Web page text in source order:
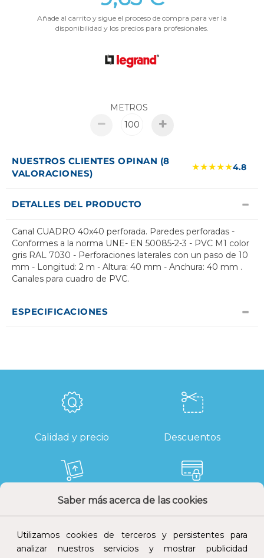
Saber más acerca de las cookies
Utilizamos cookies de terceros y persistentes para
analizar nuestros servicios y mostrar publicidad
Añade al carrito y sigue el proceso de compra para ver la
disponibilidad y los precios para profesionales.
METROS
NUESTROS CLIENTES OPINAN (8
VALORACIONES)
★★★★★4.8
DETALLES DEL PRODUCTO
Canal CUADRO 40x40 perforada. Paredes perforadas -
Conformes a la norma UNE- EN 50085-2-3 - PVC M1 color
gris RAL 7030 - Perforaciones laterales con un paso de 10
mm - Longitud: 2 m - Altura: 40 mm - Anchura: 40 mm .
Canales para cuadro de PVC.
ESPECIFICACIONES
Calidad y precio Descuentos
Devoluciones Pago seguro